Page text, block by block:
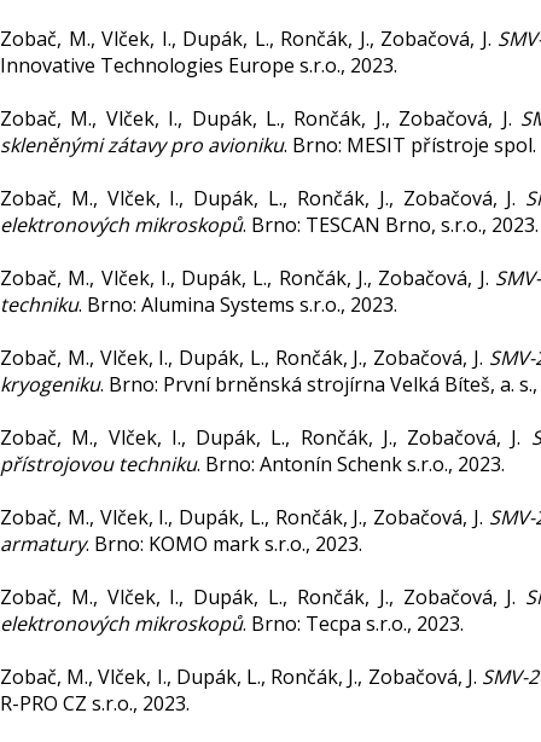
Zobač, M., Vlček, I., Dupák, L., Rončák, J., Zobačová, J.
Innovative Technologies Europe s.r.o., 2023.
Zobač, M., Vlček, I., Dupák, L., Rončák, J., Zobačová, J.
skleněnými zátavy pro avioniku. Brno: MESIT přístroje spol.
Zobač, M., Vlček, I., Dupák, L., Rončák, J., Zobačová, J.
elektronových mikroskopů. Brno: TESCAN Brno, s.r.o., 2023.
Zobač, M., Vlček, I., Dupák, L., Rončák, J., Zobačová, J.
techniku. Brno: Alumina Systems s.r.o., 2023.
Zobač, M., Vlček, I., Dupák, L., Rončák, J., Zobačová, J.
kryogeniku. Brno: První brněnská strojírna Velká Bíteš, a. s.,
Zobač, M., Vlček, I., Dupák, L., Rončák, J., Zobačová, J.
přístrojovou techniku. Brno: Antonín Schenk s.r.o., 2023.
Zobač, M., Vlček, I., Dupák, L., Rončák, J., Zobačová, J.
armatury. Brno: KOMO mark s.r.o., 2023.
Zobač, M., Vlček, I., Dupák, L., Rončák, J., Zobačová, J.
elektronových mikroskopů. Brno: Tecpa s.r.o., 2023.
Zobač, M., Vlček, I., Dupák, L., Rončák, J., Zobačová, J. SMV-
R-PRO CZ s.r.o., 2023.